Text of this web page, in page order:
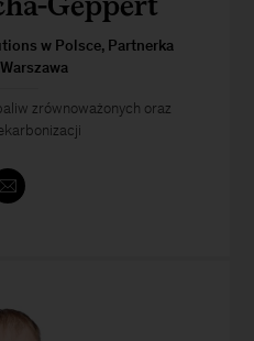
w Polsce, Partnerka
zrównoważonych oraz